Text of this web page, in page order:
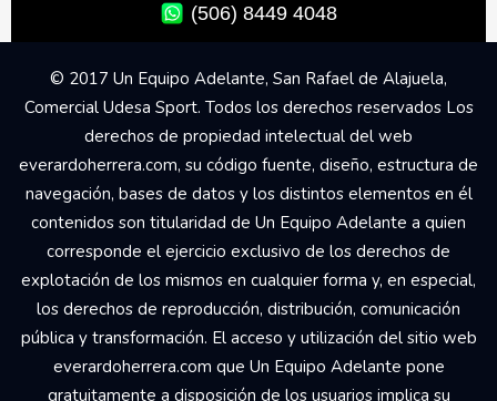
(506) 8449 4048
© 2017 Un Equipo Adelante, San Rafael de Alajuela,
Comercial Udesa Sport. Todos los derechos reservados Los
derechos de propiedad intelectual del web
everardoherrera.com, su código fuente, diseño, estructura de
navegación, bases de datos y los distintos elementos en él
contenidos son titularidad de Un Equipo Adelante a quien
corresponde el ejercicio exclusivo de los derechos de
explotación de los mismos en cualquier forma y, en especial,
los derechos de reproducción, distribución, comunicación
pública y transformación. El acceso y utilización del sitio web
everardoherrera.com que Un Equipo Adelante pone
gratuitamente a disposición de los usuarios implica su